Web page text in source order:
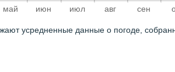
май июн июл авг сен
усредненные данные о погоде,